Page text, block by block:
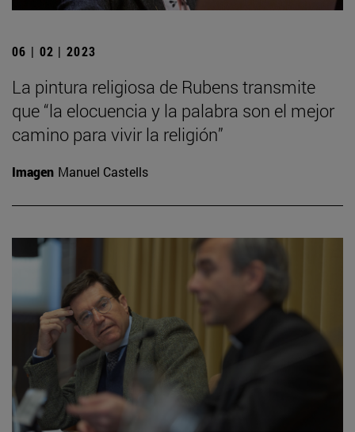
06 | 02 | 2023
La pintura religiosa de Rubens transmite
que “la elocuencia y la palabra son el mejor
camino para vivir la religión”
Imagen Manuel Castells